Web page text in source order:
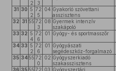
2
3
31 30 5
2
72
5
04 Gyakorló szövettani
asszisztens
32 31 55 72
3
08 Gyermek intenzív
szakápoló
33 32 5
4
72
6
01 Gyógy- és sportmasszőr
34 33 5
2
72
6
01 Gyógyászati
segédeszköz-forgalmazó
35 3455 72
0
02 Gyógyszerkiadó
szakasszisztens
36 35 55 72 03 Gyógyszertári